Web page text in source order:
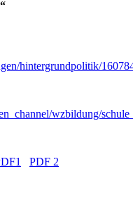
hintergrundpolitik/
wzbildung/
PDF 2